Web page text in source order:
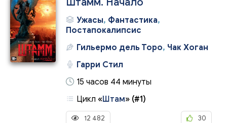
Ужасы, Фантастика,
Постапокалипсис
Гильермо дель Торо, Чак Хоган
Гарри Стил
15 часов 44 минуты
Цикл «Штам» (#1)
12 482 30